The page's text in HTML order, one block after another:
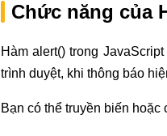
Chức năng của
Hàm alert() trong
trình duyệt, khi thông báo
Bạn có thể truyền biến hoặc